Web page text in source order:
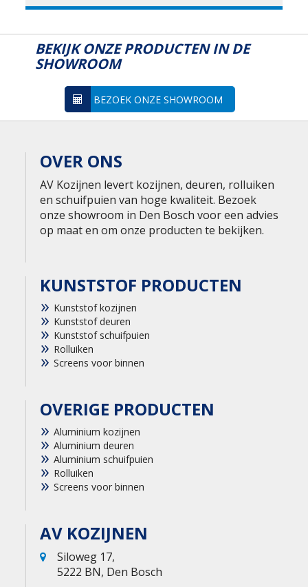
BEKIJK ONZE PRODUCTEN IN DE
SHOWROOM
BEZOEK ONZE SHOWROOM
OVER ONS
AV Kozijnen levert kozijnen, deuren, rolluiken
en schuifpuien van hoge kwaliteit. Bezoek
onze showroom in Den Bosch voor een advies
op maat en om onze producten te bekijken.
KUNSTSTOF PRODUCTEN
Kunststof kozijnen
Kunststof deuren
Kunststof schuifpuien
Rolluiken
Screens voor binnen
OVERIGE PRODUCTEN
Aluminium kozijnen
Aluminium deuren
Aluminium schuifpuien
Rolluiken
Screens voor binnen
AV KOZIJNEN
Siloweg 17,
5222 BN, Den Bosch